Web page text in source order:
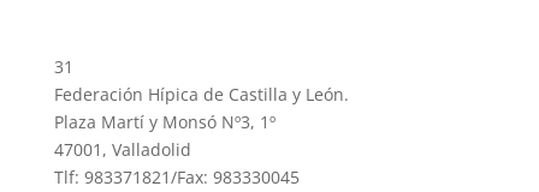
31
Federación Hípica de Castilla y León.
Plaza Martí y Monsó Nº3, 1º
47001, Valladolid
Tlf: 983371821/Fax: 983330045